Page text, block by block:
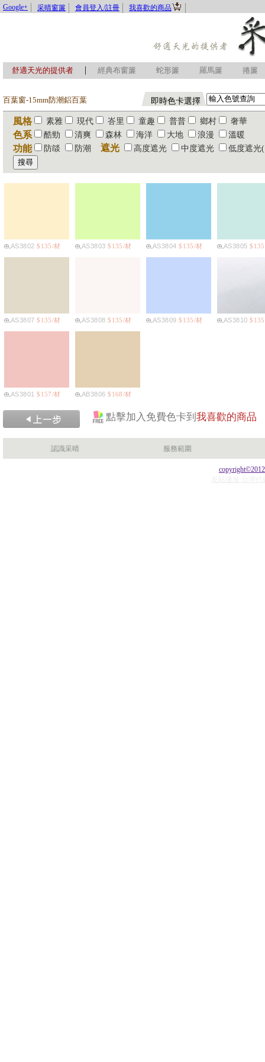
Google+ 采晴窗簾 會員登入/註冊 我喜歡的商品
舒適天光的提供者 | 經典布窗簾 蛇形簾 羅馬簾 捲簾
百葉窗-15mm防潮鋁百葉 即時色卡選擇
風格 素雅 現代 峇里 童趣 普普 鄉村 奢華
色系 酷勁 清爽 森林 海洋 大地 浪漫 溫暖
功能 防燄 防潮 遮光 高度遮光 中度遮光 低度遮光
AS3802$135/材 AS3803$135/材 AS3804$135/材 AS3805
AS3807$135/材 AS3808$135/材 AS3809$135/材 AS3810
AS3801$157/材 AB3806$168/材
點擊加入免費色卡到 我喜歡的商品
認識采晴 服務範圍